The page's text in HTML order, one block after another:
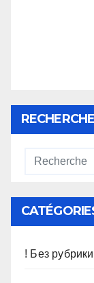
! Без рубрики